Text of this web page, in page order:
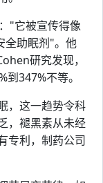
"它被宣传得像
全助眠剂"。他
研究发现，
347%不等。
，这一趋势令科
，褪黑素从未经
专利，制药公司